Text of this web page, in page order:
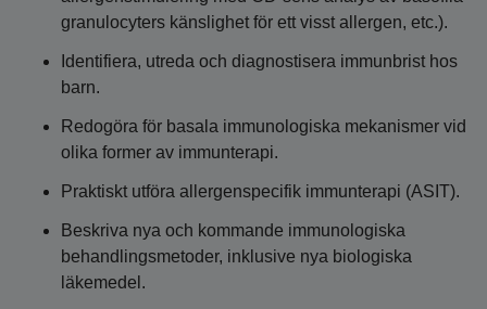
granulocyters känslighet för ett visst allergen, etc.).
Identifiera, utreda och diagnostisera immunbrist hos
barn.
Redogöra för basala immunologiska mekanismer vid
olika former av immunterapi.
Praktiskt utföra allergenspecifik immunterapi (ASIT).
Beskriva nya och kommande immunologiska
behandlingsmetoder, inklusive nya biologiska
läkemedel.